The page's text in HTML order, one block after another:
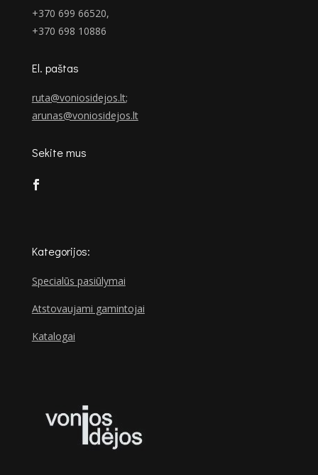
+370 699 66520,
+370 698 10886
El. paštas
ruta@voniosidejos.lt;
arunas@voniosidejos.lt
Sekite mus
Kategorijos:
Specialūs pasiūlymai
Atstovaujami gamintojai
Katalogai